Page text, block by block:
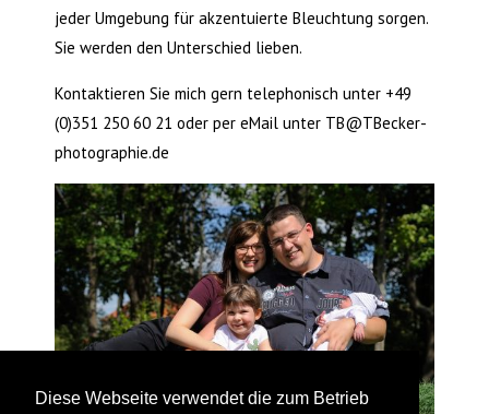
Diese Webseite verwendet die zum Betrieb
jeder Umgebung für akzentuierte Bleuchtung sorgen.
Sie werden den Unterschied lieben.
Kontaktieren Sie mich gern telephonisch unter +49
(0)351 250 60 21 oder per eMail unter TB@TBecker-
photographie.de